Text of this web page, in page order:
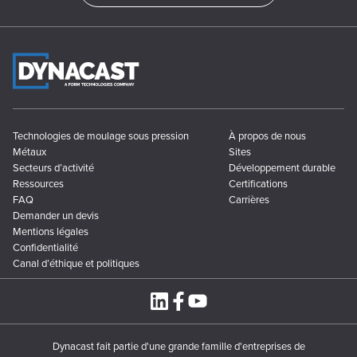
Technologies de moulage sous pression
Métaux
Secteurs d’activité
Ressources
FAQ
À propos de nous
Sites
Développement durable
Certifications
Carrières
Demander un devis
Mentions légales
Confidentialité
Canal d’éthique et politiques
Dynacast fait partie d'une grande famille d'entreprises de